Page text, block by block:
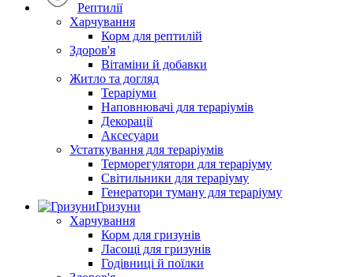
Рептилії
Харчування
Корм для рептилій
Здоров'я
Вітаміни й добавки
Житло та догляд
Тераріуми
Наповнювачі для тераріумів
Декорації
Аксесуари
Устаткування для тераріумів
Терморегулятори для тераріуму
Світильники для тераріуму
Генератори туману для тераріуму
Гризуни
Харчування
Корм для гризунів
Ласощі для гризунів
Годівниці й поїлки